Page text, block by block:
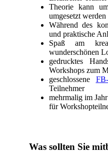
Theorie kann
umgesetzt werden
Während des
und praktische
Spaß am
wunderschönen
gedrucktes
Workshops zum
geschlossene
Teilnehmer
mehrmalig im
für
Was sollten Sie